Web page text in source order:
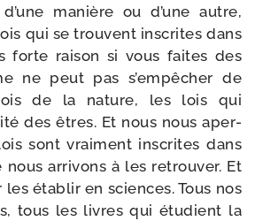
manière ou d’une autre,
qui se trouvent ins­crites dans
forte rai­son si vous faites des
ne peut pas s’empêcher de
de la nature, les lois qui
des êtres. Et nous nous aper­
sont vrai­ment ins­crites dans
arri­vons à les retrou­ver. Et
les éta­blir en sciences. Tous nos
tous les livres qui étu­dient la